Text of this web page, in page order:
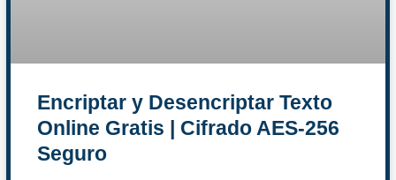
Encriptar y Desencriptar Texto
Online Gratis | Cifrado AES-256
Seguro